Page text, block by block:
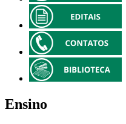
Ensino